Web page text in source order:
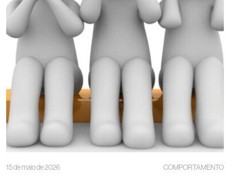
15 de maio de 2026 COMPORTAMENTO